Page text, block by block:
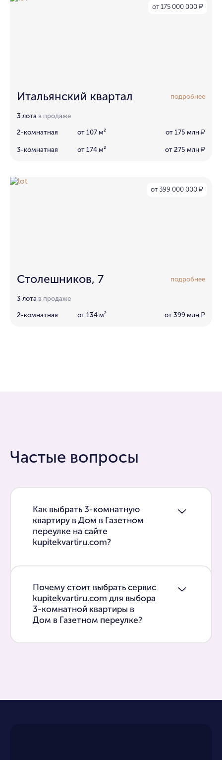
от 175 000 000 ₽
Итальянский квартал подробнее
3 лота в продаже
2-комнатная от 107 м² от 175 млн ₽
3-комнатная от 174 м² от 275 млн ₽
от 399 000 000 ₽
Столешников, 7 подробнее
3 лота в продаже
2-комнатная от 134 м² от 399 млн ₽
Частые вопросы
Как выбрать 3-комнатную
квартиру в Дом в Газетном
переулке на сайте
kupitekvartiru.com?
Почему стоит выбрать сервис
kupitekvartiru.com для выбора
3-комнатной квартиры в
Дом в Газетном переулке?